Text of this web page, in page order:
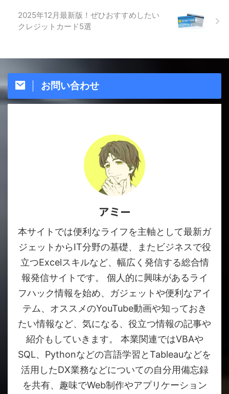
2025年12月最新版！ぜひおすすめしたい
クレジットカード5選
お問い合わせ
アミー
本サイトでは便利なライフを主軸として最新ガ
ジェットからIT分野の基礎、またビジネスで役
立つExcelスキルなど、幅広く発信する総合情
報発信サイトです。 個人的に興味があるライ
フハック情報を始め、ガジェットや便利なアイ
テム、オススメのYouTube動画や知っておき
たい情報など、気になる、役立つ情報の記事や
紹介もしていきます。 本業関連ではVBAや
SQL、Pythonなどの言語学習とTableauなどを
活用したDX業務などについての自分用備忘録
を共有、趣味でWeb制作やアプリケーション